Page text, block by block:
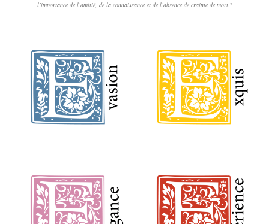
l’importance de l’amitié, de la connaissance et de l’absence de crainte de mort."